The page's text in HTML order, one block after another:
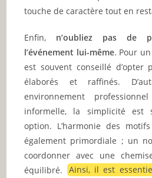
touche de caractère tout en
Enfin, n’oubliez pas de
l’événement lui-même. Pour
est souvent conseillé
élaborés et raffinés.
environnement
informelle, la simplicité est
option. L’harmonie des
également primordiale ; un
coordonner avec une
équilibré.
Ainsi, il est